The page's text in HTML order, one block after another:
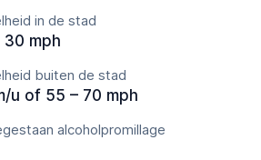
in de stad
mph
buiten de stad
u of 55 – 70 mph
alcoholpromillage